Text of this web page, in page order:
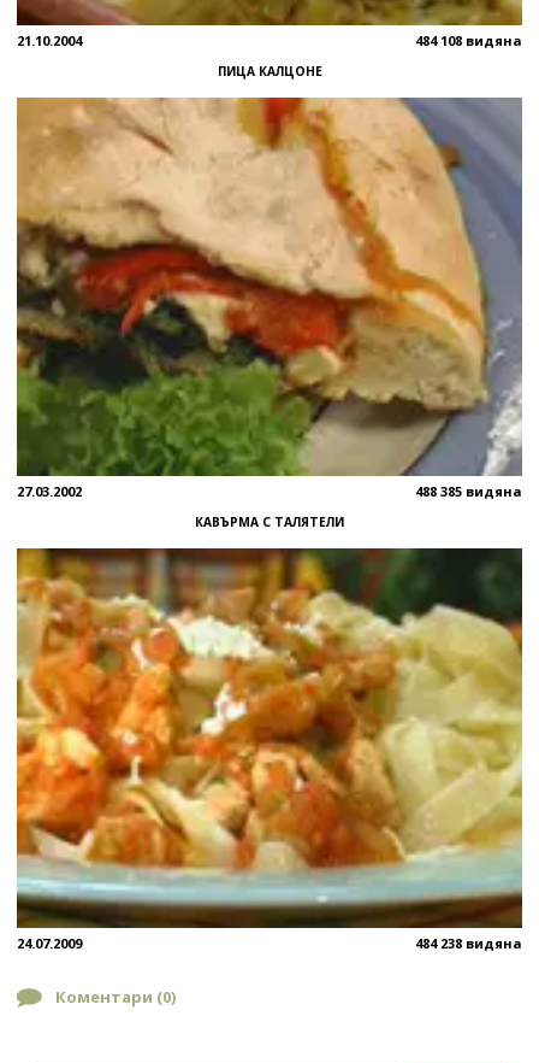
21.10.2004 484 108 видяна
ПИЦА КАЛЦОНЕ
27.03.2002 488 385 видяна
КАВЪРМА С ТАЛЯТЕЛИ
24.07.2009 484 238 видяна
Коментари (0)